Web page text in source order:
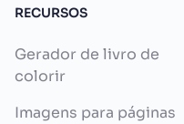
RECURSOS
Gerador de livro de
colorir
Imagens para páginas